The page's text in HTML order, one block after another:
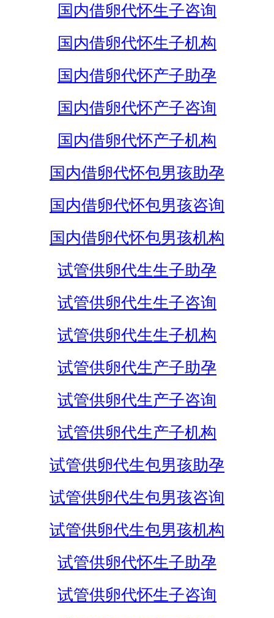
国内借卵代怀生子咨询
国内借卵代怀生子机构
国内借卵代怀产子助孕
国内借卵代怀产子咨询
国内借卵代怀产子机构
国内借卵代怀包男孩助孕
国内借卵代怀包男孩咨询
国内借卵代怀包男孩机构
试管供卵代生生子助孕
试管供卵代生生子咨询
试管供卵代生生子机构
试管供卵代生产子助孕
试管供卵代生产子咨询
试管供卵代生产子机构
试管供卵代生包男孩助孕
试管供卵代生包男孩咨询
试管供卵代生包男孩机构
试管供卵代怀生子助孕
试管供卵代怀生子咨询